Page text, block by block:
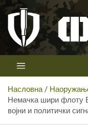
Скип
цонтент
Први војни канал у
Насловна
Немачка шири флоту
војни и политички